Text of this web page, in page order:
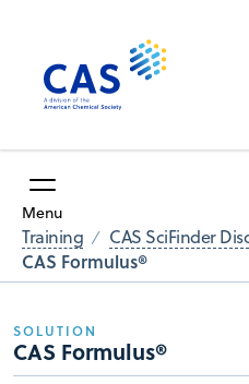
Menu
Training CAS SciFinder
CAS Formulus®
SOLUTION
CAS Formulus®